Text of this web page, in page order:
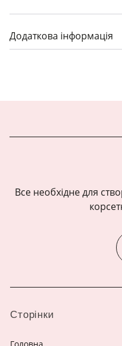
Додаткова інформація
Все необхідне для
Сторінки